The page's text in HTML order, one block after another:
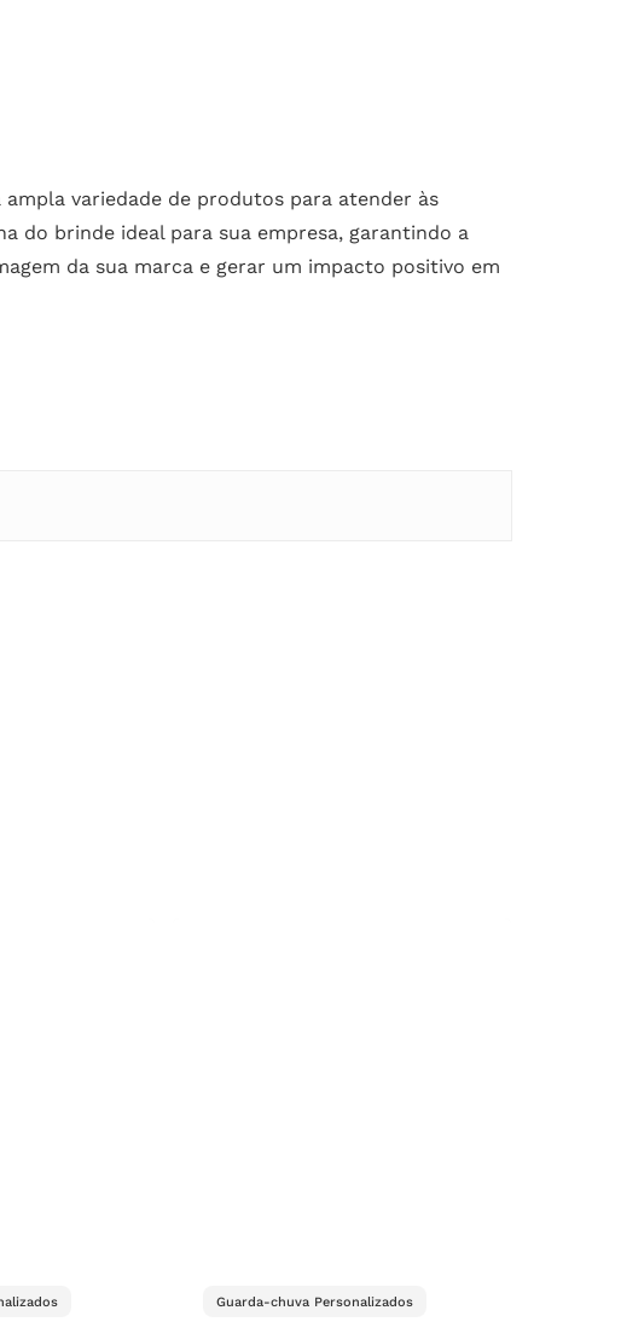
variedade de produtos para atender às
do brinde ideal para sua empresa, garantindo a
da sua marca e gerar um impacto positivo em
Guarda-chuva Personalizados